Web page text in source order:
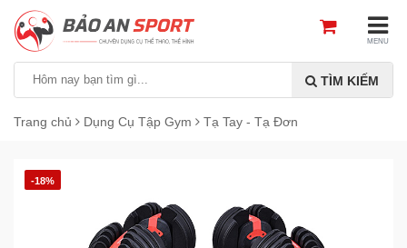
MENU
TÌM KIẾM
Trang chủ Dụng Cụ Tập Gym Tạ Tay - Tạ Đơn
-18%